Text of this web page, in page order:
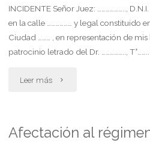
retractación
a
cobro
INCIDENTE Señor Juez: ………………..,
en la calle ……………… y legal constituido
Ciudad ……… , en representación de mis
patrocinio letrado del Dr. ……………..,
Leer más "Aporte
progenitor
Afectación al